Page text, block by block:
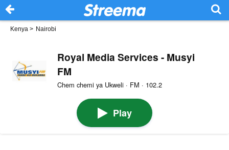
Kenya > Nairobi
Royal Media Services - Musyi
FM
Chem chemi ya Ukweli · FM · 102.2
Play